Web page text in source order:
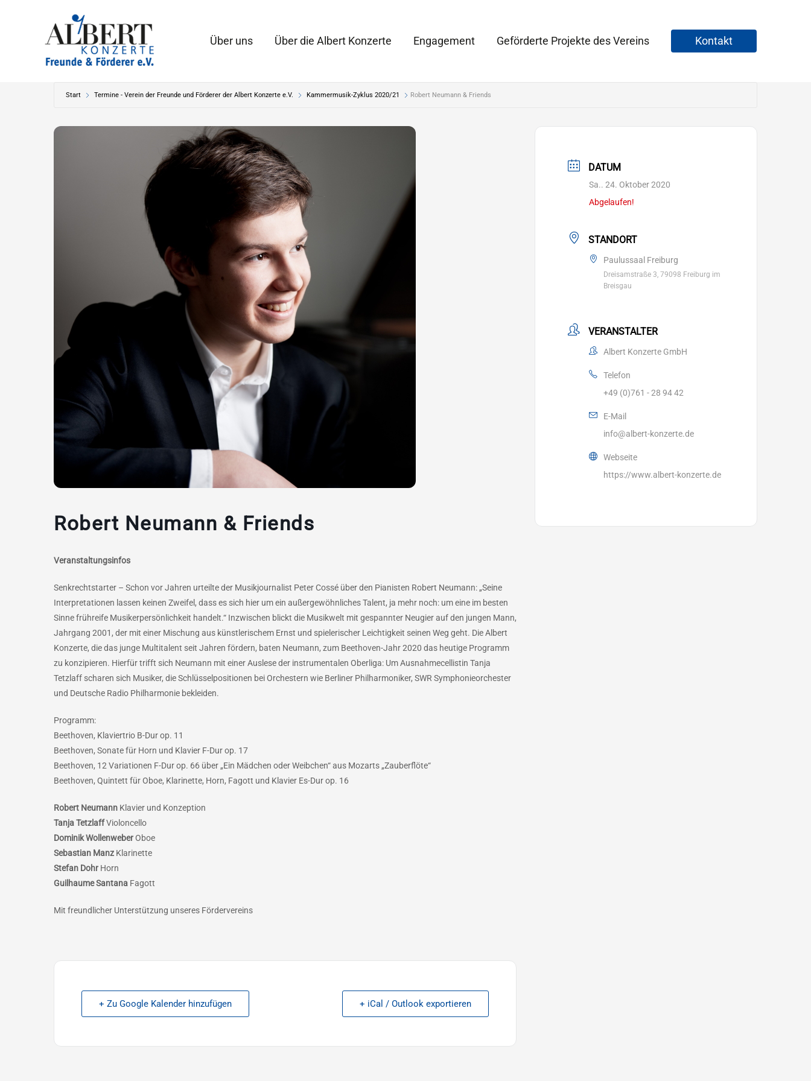
Über uns Über die Albert Konzerte Engagement Geförderte Projekte des Vereins Kontakt
Start Termine - Verein der Freunde und Förderer der Albert Konzerte e.V. Kammermusik-Zyklus 2020/21 Robert Neumann & Friends
Robert Neumann & Friends
Veranstaltungsinfos
Senkrechtstarter – Schon vor Jahren urteilte der Musikjournalist Peter Cossé über den Pianisten Robert Neumann: „Seine
Interpretationen lassen keinen Zweifel, dass es sich hier um ein außergewöhnliches Talent, ja mehr noch: um eine im besten
Sinne frühreife Musikerpersönlichkeit handelt.“ Inzwischen blickt die Musikwelt mit gespannter Neugier auf den jungen Mann,
Jahrgang 2001, der mit einer Mischung aus künstlerischem Ernst und spielerischer Leichtigkeit seinen Weg geht. Die Albert
Konzerte, die das junge Multitalent seit Jahren fördern, baten Neumann, zum Beethoven-Jahr 2020 das heutige Programm
zu konzipieren. Hierfür trifft sich Neumann mit einer Auslese der instrumentalen Oberliga: Um Ausnahmecellistin Tanja
Tetzlaff scharen sich Musiker, die Schlüsselpositionen bei Orchestern wie Berliner Philharmoniker, SWR Symphonieorchester
und Deutsche Radio Philharmonie bekleiden.
Programm:
Beethoven, Klaviertrio B-Dur op. 11
Beethoven, Sonate für Horn und Klavier F-Dur op. 17
Beethoven, 12 Variationen F-Dur op. 66 über „Ein Mädchen oder Weibchen“ aus Mozarts „Zauberflöte“
Beethoven, Quintett für Oboe, Klarinette, Horn, Fagott und Klavier Es-Dur op. 16
Robert Neumann Klavier und Konzeption
Tanja TetzlaffVioloncello
Dominik WollenweberOboe
Sebastian Manz Klarinette
Stefan Dohr Horn
Guilhaume Santana Fagott
Mit freundlicher Unterstützung unseres Fördervereins
+ Zu Google Kalender hinzufügen + iCal / Outlook exportieren
DATUM
Sa.. 24. Oktober 2020
Abgelaufen!
STANDORT
Paulussaal Freiburg
Dreisamstraße 3, 79098 Freiburg im
Breisgau
VERANSTALTER
Albert Konzerte GmbH
Telefon
+49 (0)761 - 28 94 42
E-Mail
info@albert-konzerte.de
Webseite
https://www.albert-konzerte.de